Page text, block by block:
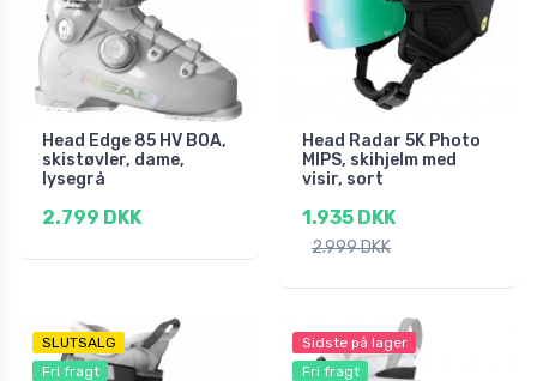
Head Edge 85 HV BOA,
skistøvler, dame,
lysegrå
2.799 DKK
Head Radar 5K Photo
MIPS, skihjelm med
visir, sort
1.935 DKK
2.999 DKK
SLUTSALG
Fri fragt
Sidste på lager
Fri fragt